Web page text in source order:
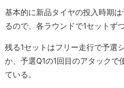
基本的に新品タイヤの投入時期
るので、各ラウンドで1セットず
残る1セットはフリー走行で予選
か、予選Q1の1回目のアタックで
ている。